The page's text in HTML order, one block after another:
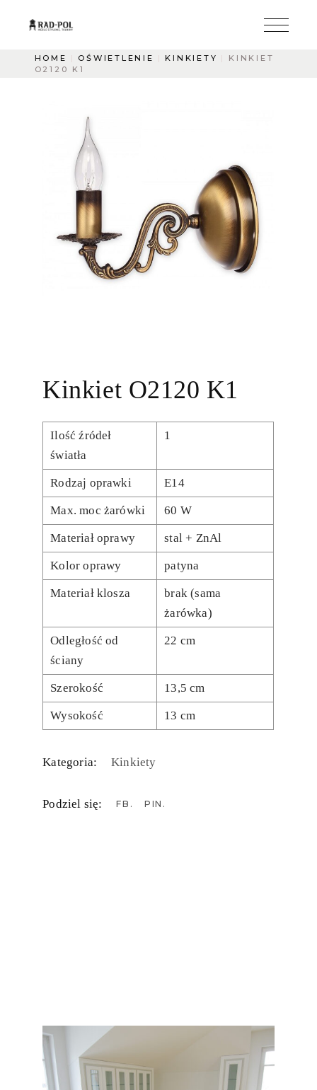
HOME OŚWIETLENIE KINKIETY
KINKIET
O2120 K1
Kinkiet O2120 K1
Ilość źródeł
światła
1
Rodzaj oprawki E14
Max. moc żarówki 60 W
Materiał oprawy stal + ZnAl
Kolor oprawy patyna
Materiał klosza
brak (sama
żarówka)
Odległość od
ściany
22 cm
Szerokość 13,5 cm
Wysokość 13 cm
Kategoria: Kinkiety
Podziel się: FB PIN